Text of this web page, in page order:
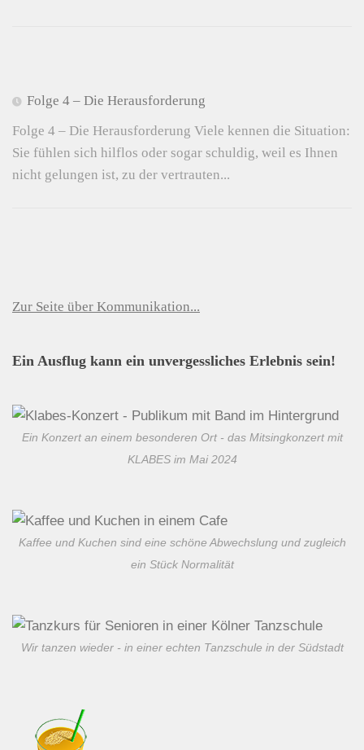
Folge 4 – Die Herausforderung
Folge 4 – Die Herausforderung Viele kennen die Situation:
Sie fühlen sich hilflos oder sogar schuldig, weil es Ihnen
nicht gelungen ist, zu der vertrauten...
Zur Seite über Kommunikation...
Ein Ausflug kann ein unvergessliches Erlebnis sein!
Ein Konzert an einem besonderen Ort - das Mitsingkonzert mit
KLABES im Mai 2024
Kaffee und Kuchen sind eine schöne Abwechslung und zugleich
ein Stück Normalität
Wir tanzen wieder - in einer echten Tanzschule in der Südstadt